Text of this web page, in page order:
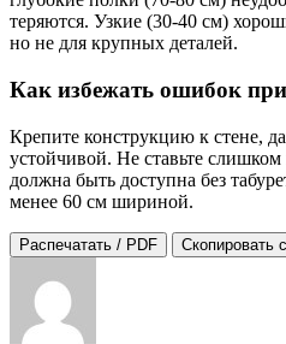
теряются. Узкие (30-40 см)
но не для крупных деталей.
Как избежать ошибок при
Крепите конструкцию к стене,
устойчивой. Не ставьте
должна быть доступна без
менее 60 см шириной.
Распечатать / PDF Скопировать